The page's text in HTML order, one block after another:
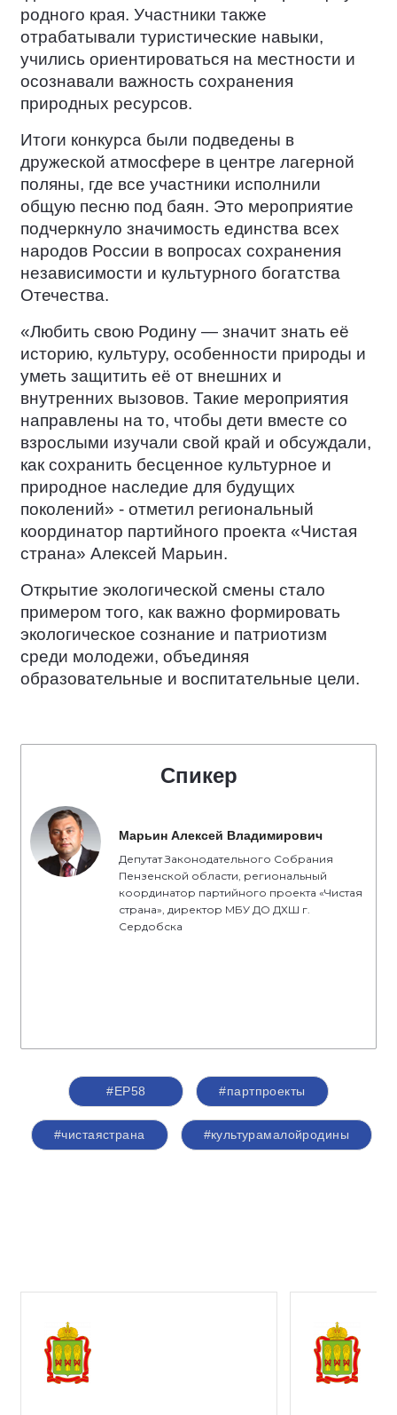
родного края. Участники также
отрабатывали туристические навыки,
учились ориентироваться на местности и
осознавали важность сохранения
природных ресурсов.
Итоги конкурса были подведены в
дружеской атмосфере в центре лагерной
поляны, где все участники исполнили
общую песню под баян. Это мероприятие
подчеркнуло значимость единства всех
народов России в вопросах сохранения
независимости и культурного богатства
Отечества.
«Любить свою Родину — значит знать её
историю, культуру, особенности природы и
уметь защитить её от внешних и
внутренних вызовов. Такие мероприятия
направлены на то, чтобы дети вместе со
взрослыми изучали свой край и обсуждали,
как сохранить бесценное культурное и
природное наследие для будущих
поколений» - отметил региональный
координатор партийного проекта «Чистая
страна» Алексей Марьин.
Открытие экологической смены стало
примером того, как важно формировать
экологическое сознание и патриотизм
среди молодежи, объединяя
образовательные и воспитательные цели.
Спикер
Марьин Алексей Владимирович
Депутат Законодательного Собрания
Пензенской области, региональный
координатор партийного проекта «Чистая
страна», директор МБУ ДО ДХШ г.
Сердобска
#ЕР58 #партпроекты
#чистаястрана #культурамалойродины